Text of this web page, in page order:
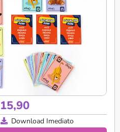
15,90
Download Imediato